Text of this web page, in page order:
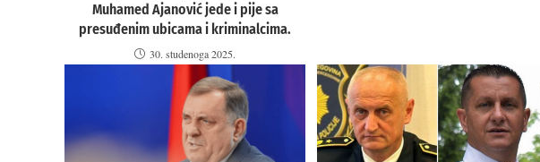
Muhamed Ajanović jede i pije sa
presuđenim ubicama i kriminalcima.
30. studenoga 2025.